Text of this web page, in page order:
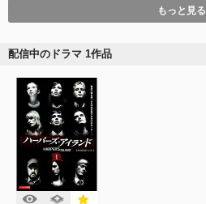
もっと見る
配信中のドラマ 1作品